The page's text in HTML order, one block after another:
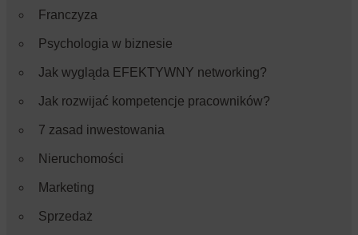
Franczyza
Psychologia w biznesie
Jak wygląda EFEKTYWNY networking?
Jak rozwijać kompetencje pracowników?
7 zasad inwestowania
Nieruchomości
Marketing
Sprzedaż